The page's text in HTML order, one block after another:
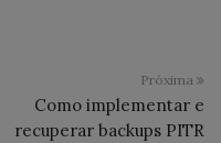
Próxima
Como implementar e
recuperar backups PITR